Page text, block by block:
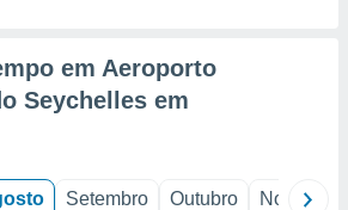
em Aeroporto
Seychelles em
Setembro Outubro Novembro